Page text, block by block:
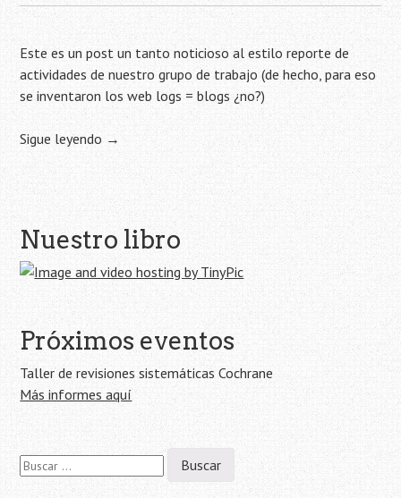
Este es un post un tanto noticioso al estilo reporte de
actividades de nuestro grupo de trabajo (de hecho, para eso
se inventaron los web logs = blogs ¿no?)
Sigue leyendo →
Navegación
de
entrada
Nuestro libro
Próximos eventos
Taller de revisiones sistemáticas Cochrane
Más informes aquí
Buscar: